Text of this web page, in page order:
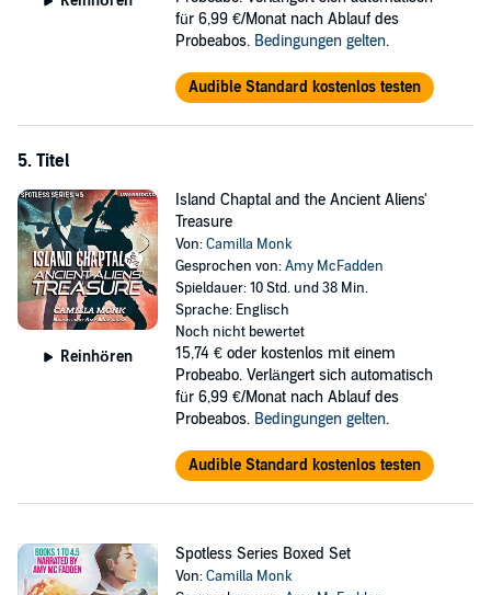
für 6,99 €/Monat nach Ablauf des
Probeabos. Bedingungen gelten.
Audible Standard kostenlos testen
5. Titel
Reinhören
Island Chaptal and the Ancient Aliens'
Treasure
Von:Camilla Monk
Gesprochen von:Amy McFadden
Spieldauer: 10 Std. und 38 Min.
Sprache: Englisch
Noch nicht bewertet
15,74 € oder kostenlos mit einem
Probeabo. Verlängert sich automatisch
für 6,99 €/Monat nach Ablauf des
Probeabos. Bedingungen gelten.
Audible Standard kostenlos testen
Spotless Series Boxed Set
Von:Camilla Monk